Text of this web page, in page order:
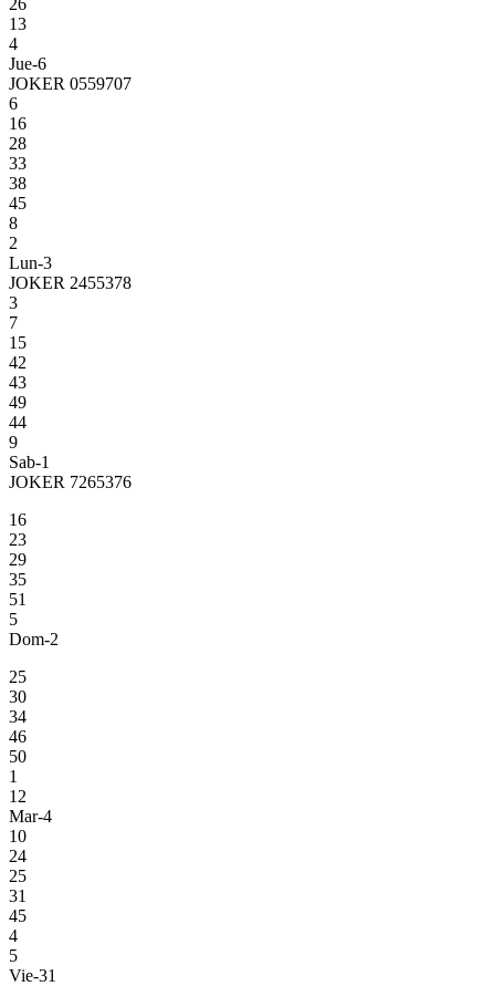
13
4
Jue-6
JOKER 0559707
6
16
28
33
38
45
8
2
Lun-3
JOKER 2455378
3
7
15
42
43
49
44
9
Sab-1
JOKER 7265376
16
23
29
35
51
5
Dom-2
25
30
34
46
50
1
12
Mar-4
10
24
25
31
45
4
5
Vie-31